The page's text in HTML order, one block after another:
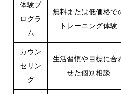
体験プ
ログラ
ム
無料または低価格で
トレーニング体験
カウン
セリン
グ
生活習慣や目標に合
せた個別相談